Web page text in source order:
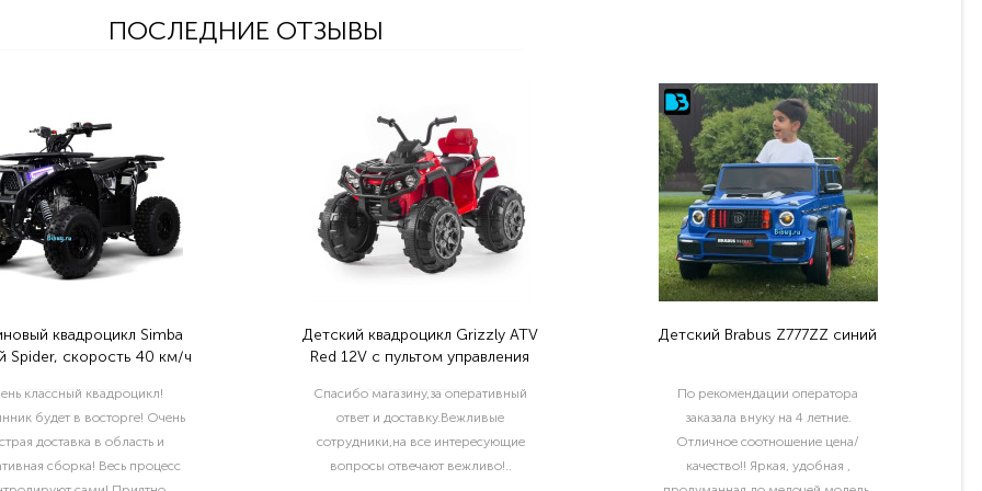
ПОСЛЕДНИЕ ОТЗЫВЫ
квадроцикл Simba
Spider, скорость 40 км/ч
классный квадроцикл!
будет в восторге! Очень
доставка в область и
сборка! Весь процесс
Детский квадроцикл Grizzly ATV
Red 12V с пультом управления
Спасибо магазину,за оперативный
ответ и доставку.Вежливые
сотрудники,на все интересующие
вопросы отвечают вежливо!..
Детский Brabus Z777ZZ синий
По рекомендации оператора
заказала внуку на 4 летние.
Отличное соотношение цена/
качество!! Яркая, удобная ,